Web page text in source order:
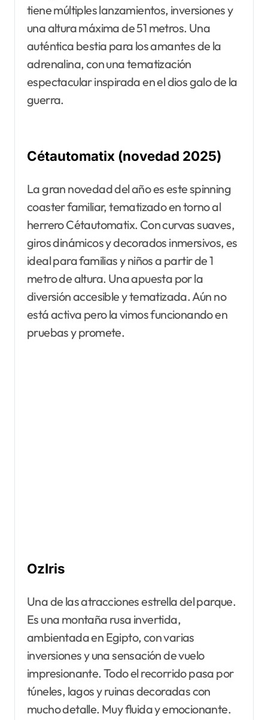
tiene múltiples lanzamientos, inversiones y
una altura máxima de 51 metros. Una
auténtica bestia para los amantes de la
adrenalina, con una tematización
espectacular inspirada en el dios galo de la
guerra.
Cétautomatix (novedad 2025)
La gran novedad del año es este spinning
coaster familiar, tematizado en torno al
herrero Cétautomatix. Con curvas suaves,
giros dinámicos y decorados inmersivos, es
ideal para familias y niños a partir de 1
metro de altura. Una apuesta por la
diversión accesible y tematizada. Aún no
está activa pero la vimos funcionando en
pruebas y promete.
OzIris
Una de las atracciones estrella del parque.
Es una montaña rusa invertida,
ambientada en Egipto, con varias
inversiones y una sensación de vuelo
impresionante. Todo el recorrido pasa por
túneles, lagos y ruinas decoradas con
mucho detalle. Muy fluida y emocionante.